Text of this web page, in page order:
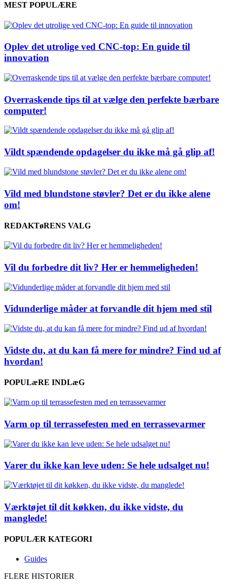
MEST POPULÆRE
Oplev det utrolige ved CNC-top: En guide til
innovation
Overraskende tips til at vælge den perfekte bærbare
computer!
Vildt spændende opdagelser du ikke må gå glip af!
Vild med blundstone støvler? Det er du ikke alene
om!
REDAKTøRENS VALG
Vil du forbedre dit liv? Her er hemmeligheden!
Vidunderlige måder at forvandle dit hjem med stil
Vidste du, at du kan få mere for mindre? Find ud af
hvordan!
POPULæRE INDLæG
Varm op til terrassefesten med en terrassevarmer
Varer du ikke kan leve uden: Se hele udsalget nu!
Værktøjet til dit køkken, du ikke vidste, du
manglede!
POPULÆR KATEGORI
Guides
FLERE HISTORIER